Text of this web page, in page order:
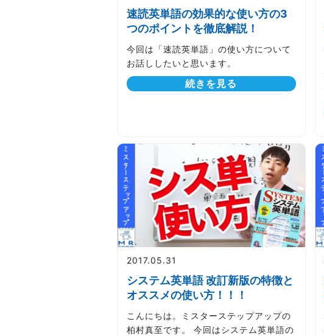
速読英単語の効果的な使い方の3
つのポイントを徹底解説！
今回は「速読英単語」の使い方について
お話ししたいと思います。
続きを見る
2017.05.31
システム英単語 改訂新版の特徴と
オススメの使い方！！！
こんにちは。ミスターステップアップの
柏村真至です。 今回はシステム英単語の